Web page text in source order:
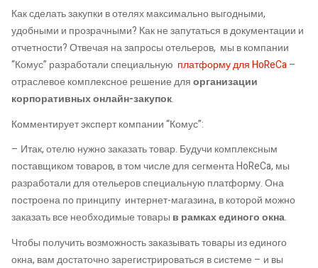
Как сделать закупки в отелях максимально выгодными,
удобными и прозрачными? Как не запутаться в документации и
отчетности? Отвечая на запросы отельеров, мы в компании
“Комус” разработали специальную платформу для HoReCa–
отраслевое комплексное решение дляорганизации
корпоративных онлайн-закупок.
Комментирует эксперт компании “Комус”:
– Итак, отелю нужно заказать товар. Будучи комплексным
поставщиком товаров, в том числе для сегмента HoReCa, мы
разработали для отельеров специальную платформу. Она
построена по принципу интернет-магазина, в которой можно
заказать все необходимые товары в рамках единого окна.
Чтобы получить возможность заказывать товары из единого
окна, вам достаточно зарегистрироваться в системе – и вы